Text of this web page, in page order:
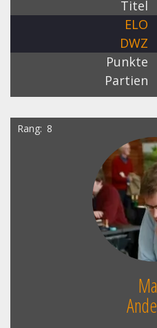
Titel
ELO
DWZ
Punkte
Partien
Rang 8